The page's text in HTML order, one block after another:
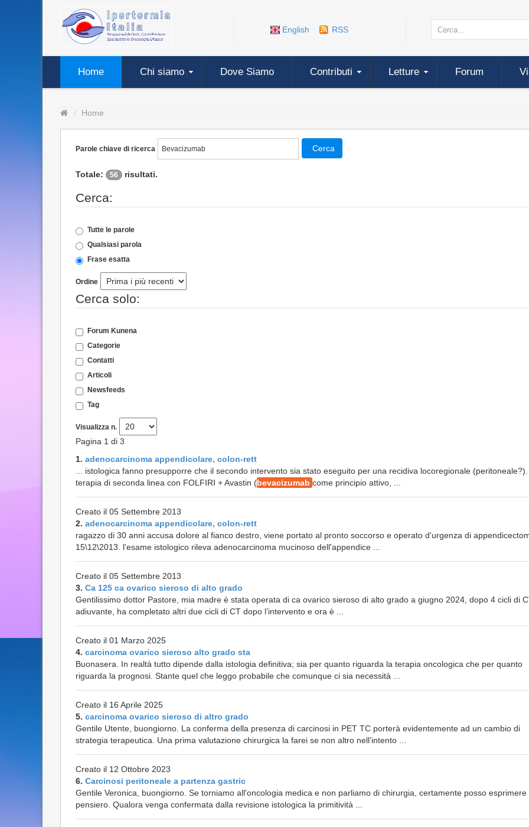
English RSS
Home Chi siamo Dove Siamo Contributi Letture Forum
Home
Parole chiave di ricerca Cerca
Totale: 56 risultati.
Cerca:
Tutte le parole
Qualsiasi parola
Frase esatta
Ordine
Cerca solo:
Forum Kunena
Categorie
Contatti
Articoli
Newsfeeds
Tag
Visualizza n.
Pagina 1 di 3
1. adenocarcinoma appendicolare, colon-rett
... istologica fanno presupporre che il secondo intervento sia stato eseguito per una recidiva locoregionale
terapia di seconda linea con FOLFIRI + Avastin (bevacizumab come principio attivo, ...
Creato il 05 Settembre 2013
2. adenocarcinoma appendicolare, colon-rett
ragazzo di 30 anni accusa dolore al fianco destro, viene portato al pronto soccorso e operato d'urgenza di
15\12\2013. l'esame istologico rileva adenocarcinoma mucinoso dell'appendice ...
Creato il 05 Settembre 2013
3. Ca 125 ca ovarico sieroso di alto grado
Gentilissimo dottor Pastore, mia madre è stata operata di ca ovarico sieroso di alto grado a giugno 2024, dopo 4 cicli di
adiuvante, ha completato altri due cicli di CT dopo l’intervento e ora è ...
Creato il 01 Marzo 2025
4. carcinoma ovarico sieroso alto grado sta
Buonasera. In realtà tutto dipende dalla istologia definitiva; sia per quanto riguarda la terapia oncologica che per quanto
riguarda la prognosi. Stante quel che leggo probabile che comunque ci sia necessità ...
Creato il 16 Aprile 2025
5. carcinoma ovarico sieroso di altro grado
Gentile Utente, buongiorno. La conferma della presenza di carcinosi in PET TC porterà evidentemente ad un cambio di
strategia terapeutica. Una prima valutazione chirurgica la farei se non altro nell'intento ...
Creato il 12 Ottobre 2023
6. Carcinosi peritoneale a partenza gastric
Gentile Veronica, buongiorno. Se torniamo all'oncologia medica e non parliamo di chirurgia, certamente posso esprimere
pensiero. Qualora venga confermata dalla revisione istologica la primitività ...